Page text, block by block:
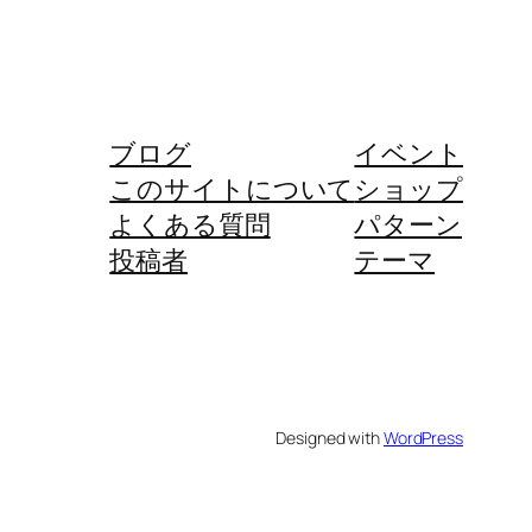
ブログ
このサイトについて
よくある質問
投稿者
イベント
ショップ
パターン
テーマ
Designed withWordPress